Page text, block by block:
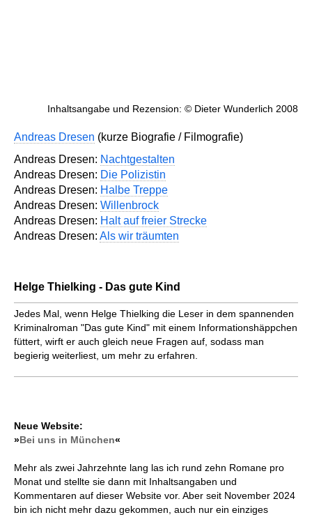
Inhaltsangabe und Rezension: © Dieter Wunderlich 2008
Andreas Dresen (kurze Biografie / Filmografie)
Andreas Dresen: Nachtgestalten
Andreas Dresen: Die Polizistin
Andreas Dresen: Halbe Treppe
Andreas Dresen: Willenbrock
Andreas Dresen: Halt auf freier Strecke
Andreas Dresen: Als wir träumten
Helge Thielking - Das gute Kind
Jedes Mal, wenn Helge Thielking die Leser in dem spannenden
Kriminalroman "Das gute Kind" mit einem Informations­häppchen
füttert, wirft er auch gleich neue Fragen auf, sodass man
begierig weiterliest, um mehr zu erfahren.
Neue Website:
»Bei uns in München«
Mehr als zwei Jahrzehnte lang las ich rund zehn Romane pro
Monat und stellte sie dann mit Inhaltsangaben und
Kommentaren auf dieser Website vor. Aber seit November 2024
bin ich nicht mehr dazu gekommen, auch nur ein einziges